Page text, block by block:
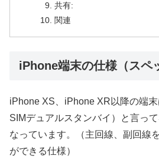
共有:
関連
iPhone端末の仕様（スペ
iPhone XS、iPhone XR以降の端
SIMデュアルスタンバイ）と言っ
なっています。（主回線、副回線
ができる仕様）